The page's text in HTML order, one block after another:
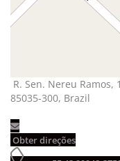
R. Sen. Nereu Ramos,
85035-300, Brazil
Obter direções